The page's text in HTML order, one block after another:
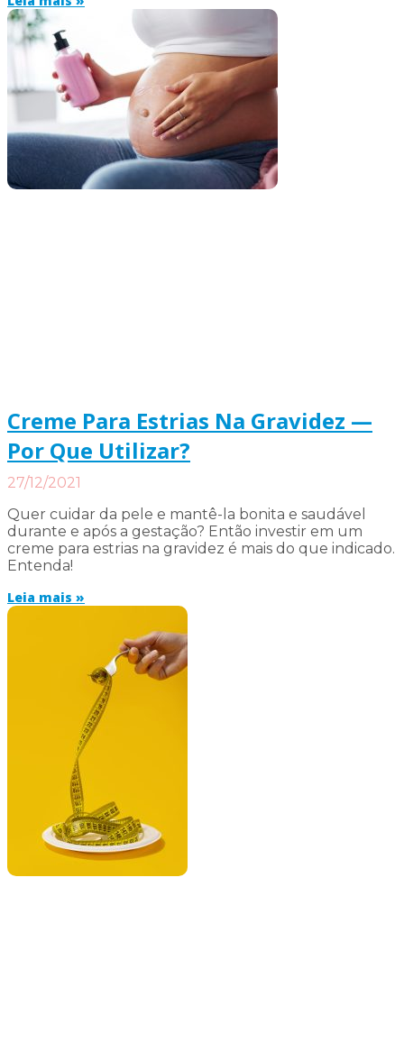
Creme Para Estrias Na Gravidez —
Por Que Utilizar?
27/12/2021
Quer cuidar da pele e mantê-la bonita e saudável
durante e após a gestação? Então investir em um
creme para estrias na gravidez é mais do que indicado.
Entenda!
Leia mais »